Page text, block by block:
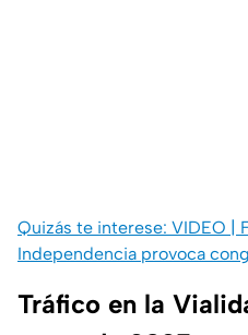
Quizás te interese: VIDEO |
Independencia provoca
Tráfico en la